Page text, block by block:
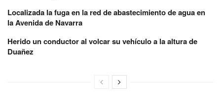
Localizada la fuga en la red de abastecimiento de agua en
la Avenida de Navarra
Herido un conductor al volcar su vehículo a la altura de
Duañez